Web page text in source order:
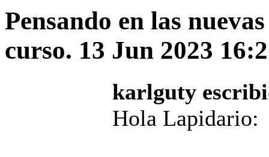
Pensando en las
curso. 13 Jun 2023
karlguty
Hola Lapidario: